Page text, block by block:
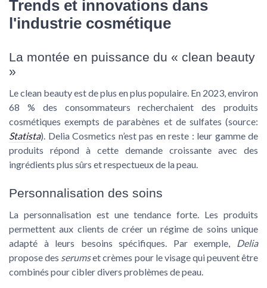
Trends et innovations dans
l'industrie cosmétique
La montée en puissance du « clean beauty
»
Le clean beauty est de plus en plus populaire. En 2023, environ
68 % des consommateurs recherchaient des produits
cosmétiques exempts de parabènes et de sulfates (source:
Statista). Delia Cosmetics n’est pas en reste : leur gamme de
produits répond à cette demande croissante avec des
ingrédients plus sûrs et respectueux de la peau.
Personnalisation des soins
La personnalisation est une tendance forte. Les produits
permettent aux clients de créer un régime de soins unique
adapté à leurs besoins spécifiques. Par exemple, Delia
propose des serumset crèmes pour le visage qui peuvent être
combinés pour cibler divers problèmes de peau.